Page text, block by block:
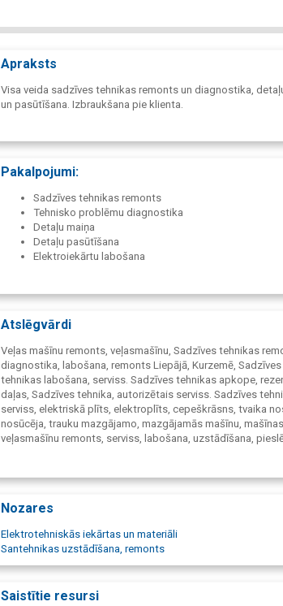
Apraksts
Visa veida sadzīves tehnikas remonts un diagnostika,
un pasūtīšana. Izbraukšana pie klienta.
Pakalpojumi:
Sadzīves tehnikas remonts
Tehnisko problēmu diagnostika
Detaļu maiņa
Detaļu pasūtīšana
Elektroiekārtu labošana
Atslēgvārdi
Veļas mašīnu remonts, veļasmašīnu, Sadzīves tehnikas
diagnostika, labošana, remonts Liepājā, Kurzemē, Sadzīves
tehnikas labošana, serviss. Sadzīves tehnikas apkope,
daļas, Sadzīves tehnika, autorizētais serviss. Sadzīves
serviss, elektriskā plīts, elektroplīts, cepeškrāsns, tvaika
nosūcēja, trauku mazgājamo, mazgājamās mašīnu, mašīnas,
veļasmašīnu remonts, serviss, labošana, uzstādīšana,
Veļas automātu remonts, Veļas mašīnu izbraukuma
Sadzīves tehnikas remonta darbnīca, remontdarbnīca, Veļas
nosūcēja remonts, indukcijas virsmas remonts, remontēt,
cepeškrāsns, keramisko virsmu remonts, Remonta servisa
apkalpošana Liepājā, Veļas žāvētājs, Sadzīves tehnikas
izbraukumā, Meistara izsaukšana, izbraukšana, Plīts
profesionālās tehnikas remonts, picas krāsns remonts,
Nozares
Elektrotehniskās iekārtas un materiāli
Santehnikas uzstādīšana, remonts
Saistītie resursi